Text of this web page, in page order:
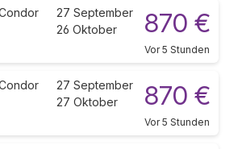
27 September
26 Oktober
870 €
Vor 5 Stunden
27 September
27 Oktober
870 €
Vor 5 Stunden